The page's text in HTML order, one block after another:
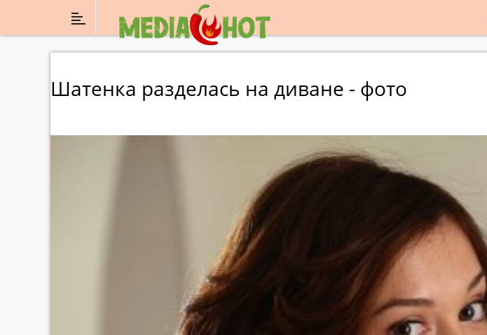
Шатенка разделась на диване - фото